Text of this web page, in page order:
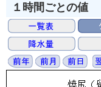
１時間ごとの値